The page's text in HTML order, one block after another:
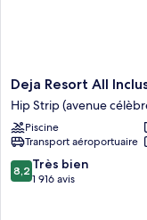
Deja
Resort
All
Inclusive
Hip
Strip
(avenue
Deja Resort All
Hip Strip (avenue
Piscine
Transport aéroportuaire
8.2
sur
8,2 Très bien
1 916 avis